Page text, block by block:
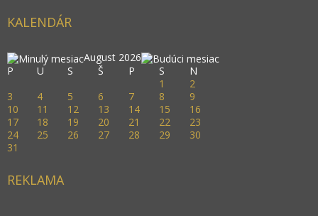
KALENDÁR
August 2026
P
U S Š P S
N
1
2
3
4 5 6 7 8
9
10
11 12 13 14 15
16
17
18 19 20 21 22
23
24
25 26 27 28 29
30
31
REKLAMA